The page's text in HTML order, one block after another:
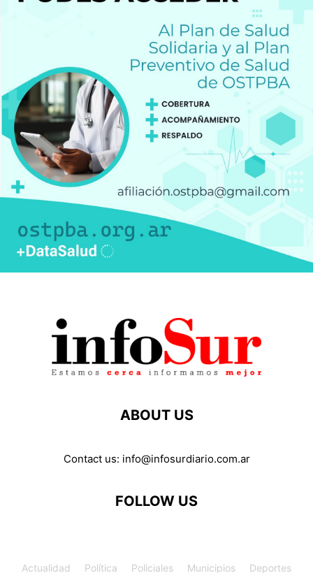
ABOUT US
Contact us: info@infosurdiario.com.ar
FOLLOW US
Actualidad Política Policiales Municipios Deportes